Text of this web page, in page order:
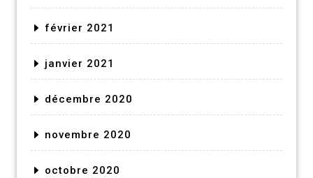
février 2021
janvier 2021
décembre 2020
novembre 2020
octobre 2020